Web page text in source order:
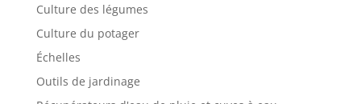
Culture des légumes
Culture du potager
Échelles
Outils de jardinage